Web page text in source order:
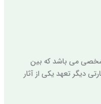
شخصی می باشد که بین
دیگر تعهد یکی از آثار